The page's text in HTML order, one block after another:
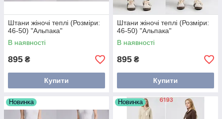
Штани жіночі теплі (Розміри:
46-50) "Альпака"
В наявності
895 ₴
Купити
Штани жіночі теплі (Розміри:
46-50) "Альпака"
В наявності
895 ₴
Купити
Новинка Новинка